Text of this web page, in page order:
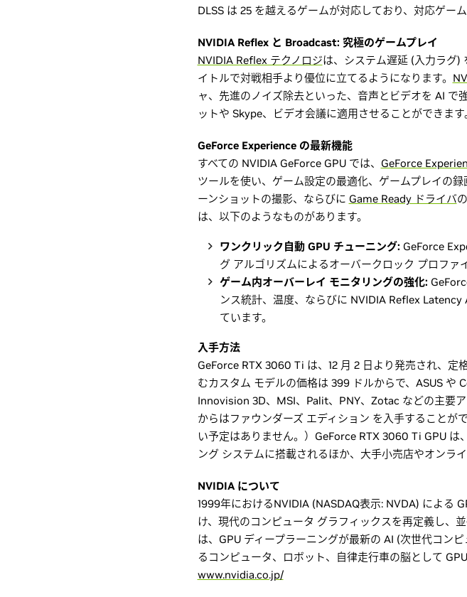
DLSS は 25 を越えるゲームが対応しており、対応ゲー
NVIDIA Reflex と Broadcast: 究極のゲームプレイ
NVIDIA Reflex テクノロジは、システム遅延 (入力ラグ)
イトルで対戦相手より優位に立てるようになります。
ャ、先進のノイズ除去といった、音声とビデオを AI
ットや Skype、ビデオ会議に適用させることができます
GeForce Experience の最新機能
すべての NVIDIA GeForce GPU では、 GeForce
ツールを使い、ゲーム設定の最適化、ゲームプレイの
ーンショットの撮影、ならびに Game Ready ドライバ
は、以下のようなものがあります。
ワンクリック自動 GPU チューニング: GeForce
グ アルゴリズムによるオーバークロック プロファ
ゲーム内オーバーレイ モニタリングの強化:
ンス統計、温度、ならびに NVIDIA Reflex
ています。
入手方法
GeForce RTX 3060 Ti は、12 月 2 日より発売され、
むカスタム モデルの価格は 399 ドルからで、ASUS や
Innovision 3D、MSI、Palit、PNY、Zotac などの主要
からはファウンダーズ エディション を入手することが
い予定はありません。）GeForce RTX 3060 Ti GPU
ング システムに搭載されるほか、大手小売店やオンラ
NVIDIA について
1999年におけるNVIDIA (NASDAQ表示: NVDA) による
け、現代のコンピュータ グラフィックスを再定義し、
は、GPU ディープラーニングが最新の AI (次世代コン
るコンピュータ、ロボット、自律走行車の脳として
www.nvidia.co.jp/